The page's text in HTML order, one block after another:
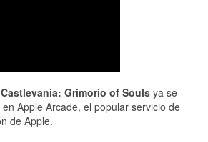
Castlevania: Grimorio of Souls ya se
Apple Arcade, el popular servicio de
de Apple.